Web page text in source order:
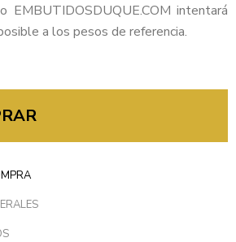
EMBUTIDOSDUQUE.COM intentará
a los pesos de referencia.